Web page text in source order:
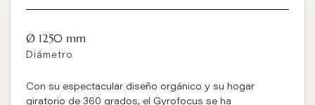
Ø 1250 mm
Diámetro
Con su espectacular diseño orgánico y su hogar
giratorio de 360 grados, el Gyrofocus se ha